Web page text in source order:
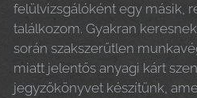
felülvizsgálóként egy másik,
találkozom. Gyakran
során szakszerűtlen
miatt jelentős anyagi kárt
jegyzőkönyvet készítünk,